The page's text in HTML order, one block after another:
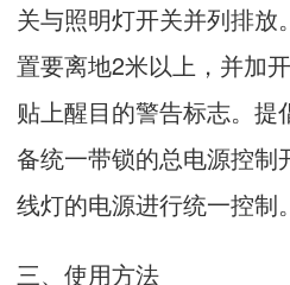
关与照明灯开关并列排放
置要离地2米以上，并加
贴上醒目的警告标志。
备统一带锁的总电源控制
线灯的电源进行统一控制。
三、使用方法